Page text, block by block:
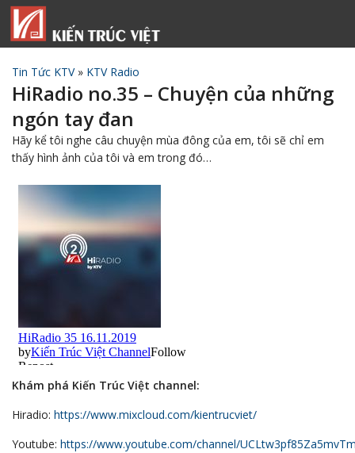
Tin Tức KTV» KTV Radio
HiRadio no.35 – Chuyện của những
ngón tay đan
Hãy kể tôi nghe câu chuyện mùa đông của em, tôi sẽ chỉ em
thấy hình ảnh của tôi và em trong đó…
Khám phá Kiến Trúc Việt channel:
Hiradio: https://www.mixcloud.com/kientrucviet/
Youtube: https://www.youtube.com/channel/